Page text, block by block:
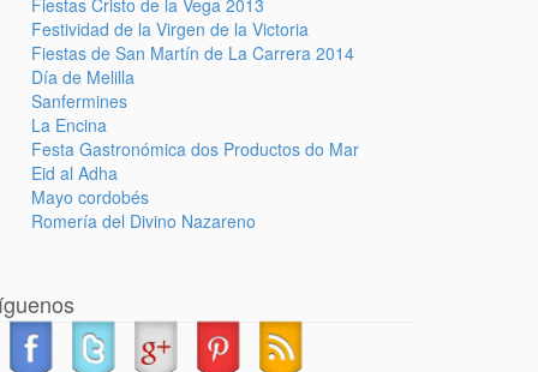
Festividad de la Virgen de la Victoria
Fiestas de San Martín de La Carrera 2014
Día de Melilla
Sanfermines
La Encina
Festa Gastronómica dos Productos do Mar
Eid al Adha
Mayo cordobés
Romería del Divino Nazareno